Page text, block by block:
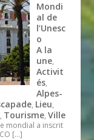
Mondi
al de
l’Unesc
o
A la
une,
Activit
és,
Alpes-
, Lieu,
, Tourisme,Ville
mondial a inscrit
[…]